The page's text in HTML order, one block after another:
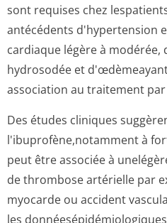
sont requises chez
antécédents d'hypertension
cardiaque légère à modérée,
hydrosodée et
association au traitement par
Des études cliniques
l'ibuprofène,no­tamment à
peut être associée à
de thrombose artérielle par
myocarde ou accident
les